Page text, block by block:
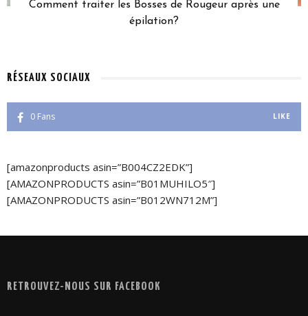
Comment traiter les Bosses de Rougeur après une
épilation?
RÉSEAUX SOCIAUX
0 Fans LIKE
[amazonproducts asin=”B004CZ2EDK”]
[AMAZONPRODUCTS asin=”B01MUHILO5″]
[AMAZONPRODUCTS asin=”B012WN712M”]
RETROUVEZ-NOUS SUR FACEBOOK